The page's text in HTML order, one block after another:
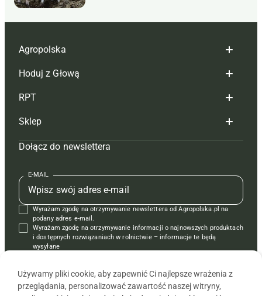
Agropolska
Redakcja
Reklama
Tagi
Mapa serwisu
Kontakt
Regulamin
Polityka prywatności
Hoduj z Głową
Hoduj z głową bydło
Hoduj z głową świnie
Prenumerata
Redakcja
Kontakt
Reklama
RPT
Redakcja
Prenumerata
Reklama
Kontakt
Krzyżówki
Sklep
Czasopisma i prenumerata
Książki
Regulamin
Dołącz do newslettera
E-MAIL
Wyrażam zgodę na otrzymywanie newslettera od Agropolska.pl na
podany adres e-mail.
Wyrażam zgodę na otrzymywanie informacji o najnowszych produktach
i dostępnych rozwiązaniach w rolnictwie – informacje te będą
wysyłane
Używamy pliki cookie, aby zapewnić Ci najlepsze wrażenia z
przeglądania, personalizować zawartość naszej witryny,